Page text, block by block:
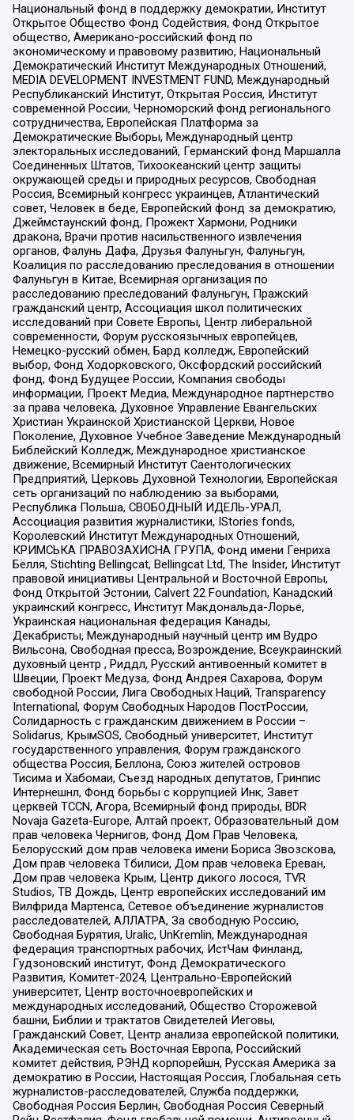
Национальный фонд в поддержку демократии, Институт
Открытое Общество Фонд Содействия, Фонд Открытое
общество, Американо-российский фонд по
экономическому и правовому развитию, Национальный
Демократический Институт Международных Отношений,
MEDIA DEVELOPMENT INVESTMENT FUND, Международный
Республиканский Институт, Открытая Россия, Институт
современной России, Черноморский фонд регионального
сотрудничества, Европейская Платформа за
Демократические Выборы, Международный центр
электоральных исследований, Германский фонд Маршалла
Соединенных Штатов, Тихоокеанский центр защиты
окружающей среды и природных ресурсов, Свободная
Россия, Всемирный конгресс украинцев, Атлантический
совет, Человек в беде, Европейский фонд за демократию,
Джеймстаунский фонд, Прожект Хармони, Родники
дракона, Врачи против насильственного извлечения
органов, Фалунь Дафа, Друзья Фалуньгун, Фалуньгун,
Коалиция по расследованию преследования в отношении
Фалуньгун в Китае, Всемирная организация по
расследованию преследований Фалуньгун, Пражский
гражданский центр, Ассоциация школ политических
исследований при Совете Европы, Центр либеральной
современности, Форум русскоязычных европейцев,
Немецко-русский обмен, Бард колледж, Европейский
выбор, Фонд Ходорковского, Оксфордский российский
фонд, Фонд Будущее России, Компания свободы
информации, Проект Медиа, Международное партнерство
за права человека, Духовное Управление Евангельских
Христиан Украинской Христианской Церкви, Новое
Поколение, Духовное Учебное Заведение Международный
Библейский Колледж, Международное христианское
движение, Всемирный Институт Саентологических
Предприятий, Церковь Духовной Технологии, Европейская
сеть организаций по наблюдению за выборами,
Республика Польша, СВОБОДНЫЙ ИДЕЛЬ-УРАЛ,
Ассоциация развития журналистики, IStories fonds,
Королевский Институт Международных Отношений,
КРИМСЬКА ПРАВОЗАХИСНА ГРУПА, Фонд имени Генриха
Бёлля, Stichting Bellingcat, Bellingcat Ltd, The Insider, Институт
правовой инициативы Центральной и Восточной Европы,
Фонд Открытой Эстонии, Calvert 22 Foundation, Канадский
украинский конгресс, Институт Макдональда-Лорье,
Украинская национальная федерация Канады,
Декабристы, Международный научный центр им Вудро
Вильсона, Свободная пресса, Возрождение, Всеукраинский
духовный центр , Риддл, Русский антивоенный комитет в
Швеции, Проект Медуза, Фонд Андрея Сахарова, Форум
свободной России, Лига Свободных Наций, Transparеncy
International, Форум Свободных Народов ПостРоссии,
Солидарность с гражданским движением в России –
Solidarus, КрымSOS, Свободный университет, Институт
государственного управления, Форум гражданского
общества Россия, Беллона, Союз жителей островов
Тисима и Хабомаи, Съезд народных депутатов, Гринпис
Интернешнл, Фонд борьбы с коррупцией Инк, Завет
церквей TCCN, Агора, Всемирный фонд природы, BDR
Novaja Gazeta-Europe, Алтай проект, Образовательный дом
прав человека Чернигов, Фонд Дом Прав Человека,
Белорусский дом прав человека имени Бориса Звозскова,
Дом прав человека Тбилиси, Дом прав человека Ереван,
Дом прав человека Крым, Центр дикого лосося, TVR
Studios, ТВ Дождь, Центр европейских исследований им
Вилфрида Мартенса, Сетевое объединение журналистов
расследователей, АЛЛАТРА, За свободную Россию,
Свободная Бурятия, Uralic, UnKremlin, Международная
федерация транспортных рабочих, ИстЧам Финланд,
Гудзоновский институт, Фонд Демократического
Развития, Комитет-2024, Центрально-Европейский
университет, Центр восточноевропейских и
международных исследований, Общество Сторожевой
башни, Библии и трактатов Свидетелей Иеговы,
Гражданский Совет, Центр анализа европейской политики,
Академическая сеть Восточная Европа, Российский
комитет действия, РЭНД корпорейшн, Русская Америка за
демократию в России, Настоящая Россия, Глобальная сеть
журналистов-расследователей, Служба поддержки,
Свободная Россия Берлин, Свободная Россия Северный